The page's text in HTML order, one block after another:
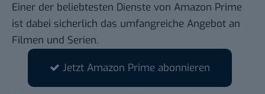
Einer der beliebtesten Dienste von Amazon Prime
ist dabei sicherlich das umfangreiche Angebot an
Filmen und Serien.
Jetzt Amazon Prime abonnieren